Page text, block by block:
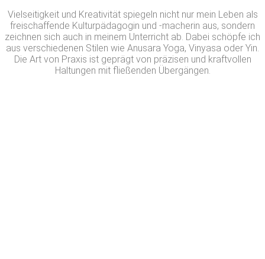
Vielseitigkeit und Kreativität spiegeln nicht nur mein Leben als
freischaffende Kulturpädagogin und -macherin aus, sondern
zeichnen sich auch in meinem Unterricht ab. Dabei schöpfe ich
aus verschiedenen Stilen wie Anusara Yoga, Vinyasa oder Yin.
Die Art von Praxis ist geprägt von präzisen und kraftvollen
Haltungen mit fließenden Übergängen.